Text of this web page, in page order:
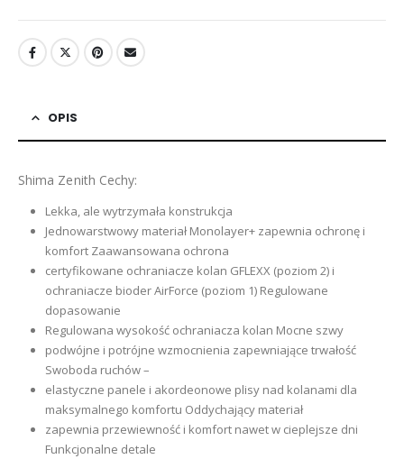
OPIS
Shima Zenith Cechy:
Lekka, ale wytrzymała konstrukcja
Jednowarstwowy materiał Monolayer+ zapewnia ochronę i
komfort Zaawansowana ochrona
certyfikowane ochraniacze kolan GFLEXX (poziom 2) i
ochraniacze bioder AirForce (poziom 1) Regulowane
dopasowanie
Regulowana wysokość ochraniacza kolan Mocne szwy
podwójne i potrójne wzmocnienia zapewniające trwałość
Swoboda ruchów –
elastyczne panele i akordeonowe plisy nad kolanami dla
maksymalnego komfortu Oddychający materiał
zapewnia przewiewność i komfort nawet w cieplejsze dni
Funkcjonalne detale